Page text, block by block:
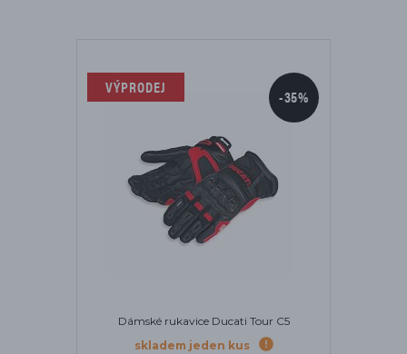
VÝPRODEJ -35%
Dámské rukavice Ducati Tour C5
skladem jeden kus